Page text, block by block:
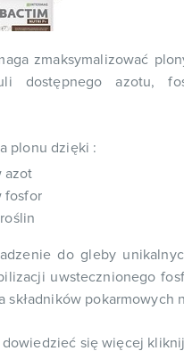
zmaksymalizować
dostępnego azotu,
plonu dzięki :
azot
fosfor
do gleby
uwstecznionego
składników pokarmowych
dowiedzieć się więcej